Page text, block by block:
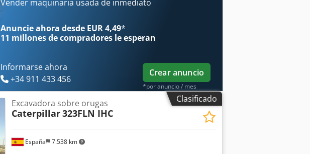
Vender maquinaria usada de inmediato
Anuncie ahora desde EUR 4,49*
11 millones de compradores le esperan
Informarse ahora
+34 911 433 456
Crear anuncio
*por anuncio / mes
Clasificado
España 7.538 km
Excavadora sobre orugas
Caterpillar323FLN IHC